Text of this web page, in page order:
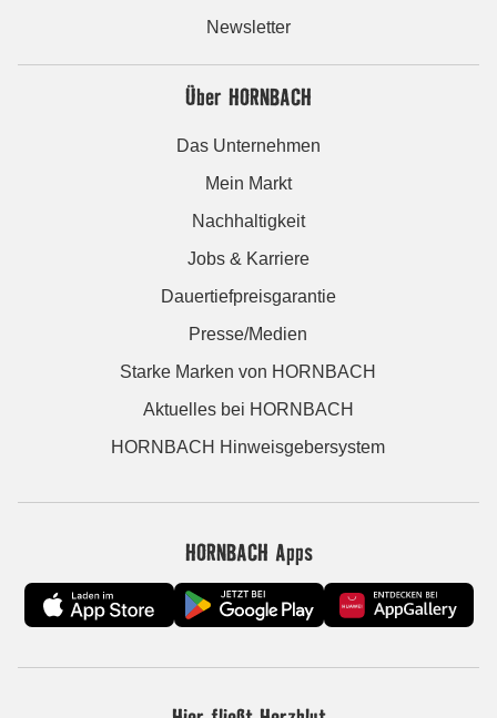
Newsletter
Über HORNBACH
Das Unternehmen
Mein Markt
Nachhaltigkeit
Jobs & Karriere
Dauertiefpreisgarantie
Presse/Medien
Starke Marken von HORNBACH
Aktuelles bei HORNBACH
HORNBACH Hinweisgebersystem
HORNBACH Apps